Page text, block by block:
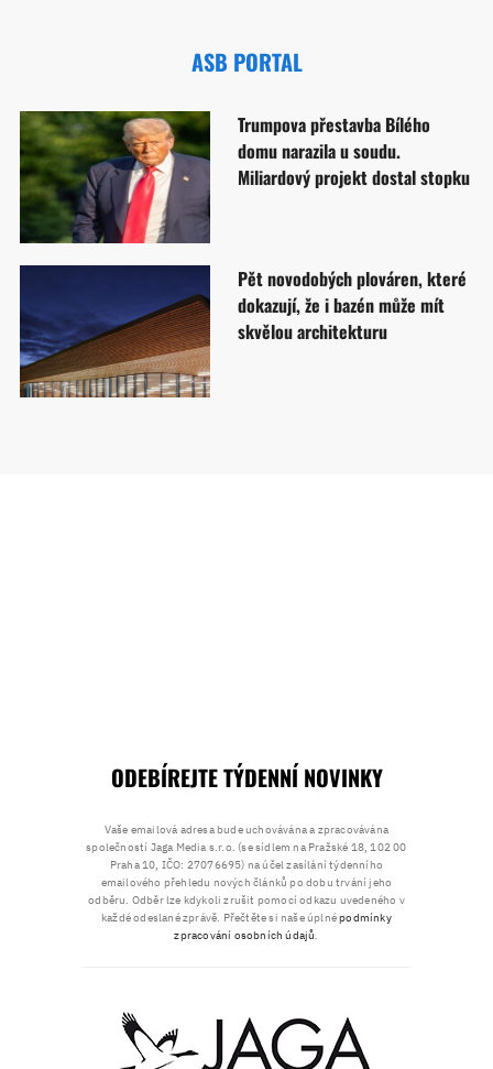
ASB PORTAL
Trumpova přestavba Bílého
domu narazila u soudu.
Miliardový projekt dostal stopku
Pět novodobých plováren, které
dokazují, že i bazén může mít
skvělou architekturu
ODEBÍREJTE TÝDENNÍ NOVINKY
Vaše emailová adresa bude uchovávána a zpracovávána
společností Jaga Media s.r.o. (se sídlem na Pražské 18, 102 00
Praha 10, IČO: 27076695) na účel zasílání týdenního
emailového přehledu nových článků po dobu trvání jeho
odběru. Odběr lze kdykoli zrušit pomocí odkazu uvedeného v
každé odeslané zprávě. Přečtěte si naše úplnépodmínky
zpracování osobních údajů.